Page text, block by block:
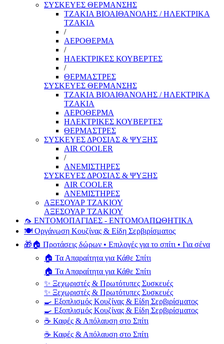
ΣΥΣΚΕΥΕΣ ΘΕΡΜΑΝΣΗΣ
ΤΖΑΚΙΑ ΒΙΟΑΙΘΑΝΟΛΗΣ / ΗΛΕΚΤΡΙΚΑ
ΤΖΑΚΙΑ
/
ΑΕΡΟΘΕΡΜΑ
/
ΗΛΕΚΤΡΙΚΕΣ ΚΟΥΒΕΡΤΕΣ
/
ΘΕΡΜΑΣΤΡΕΣ
ΣΥΣΚΕΥΕΣ ΘΕΡΜΑΝΣΗΣ
ΤΖΑΚΙΑ ΒΙΟΑΙΘΑΝΟΛΗΣ / ΗΛΕΚΤΡΙΚΑ
ΤΖΑΚΙΑ
ΑΕΡΟΘΕΡΜΑ
ΗΛΕΚΤΡΙΚΕΣ ΚΟΥΒΕΡΤΕΣ
ΘΕΡΜΑΣΤΡΕΣ
ΣΥΣΚΕΥΕΣ ΔΡΟΣΙΑΣ & ΨΥΞΗΣ
AIR COOLER
/
ΑΝΕΜΙΣΤΗΡΕΣ
ΣΥΣΚΕΥΕΣ ΔΡΟΣΙΑΣ & ΨΥΞΗΣ
AIR COOLER
ΑΝΕΜΙΣΤΗΡΕΣ
ΑΞΕΣΟΥΑΡ ΤΖΑΚΙΟΥ
ΑΞΕΣΟΥΑΡ ΤΖΑΚΙΟΥ
🦟 ΕΝΤΟΜΟΠΑΓΙΔΕΣ - ΕΝΤΟΜΟΑΠΩΘΗΤΙΚΑ
🍽️ Οργάνωση Κουζίνας & Είδη Σερβιρίσματος
🎁🏠 Προτάσεις δώρων • Επιλογές για το σπίτι • Για σένα
🏠 Τα Απαραίτητα για Κάθε Σπίτι
🏠 Τα Απαραίτητα για Κάθε Σπίτι
✨ Ξεχωριστές & Πρωτότυπες Συσκευές
✨ Ξεχωριστές & Πρωτότυπες Συσκευές
🍳 Εξοπλισμός Κουζίνας & Είδη Σερβιρίσματος
🍳 Εξοπλισμός Κουζίνας & Είδη Σερβιρίσματος
☕ Καφές & Απόλαυση στο Σπίτι
☕ Καφές & Απόλαυση στο Σπίτι